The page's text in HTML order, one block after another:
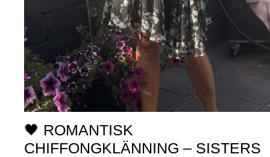
🖤 ROMANTISK
CHIFFONGKLÄNNING – SISTERS